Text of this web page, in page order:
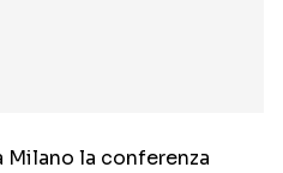
Milano la conferenza